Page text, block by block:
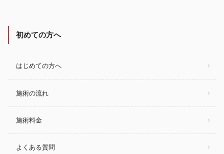
初めての方へ
はじめての方へ
施術の流れ
施術料金
よくある質問